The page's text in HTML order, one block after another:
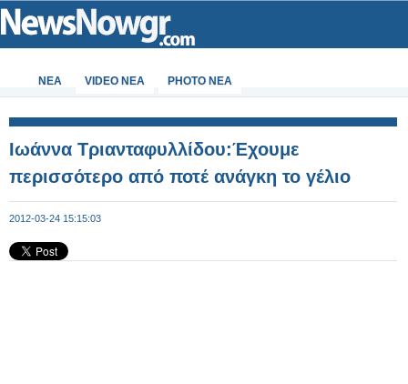
ΝΕΑ VIDEO NEA PHOTO NEA
Ιωάννα Τριανταφυλλίδου:Έχουμε
περισσότερο από ποτέ ανάγκη το γέλιο
2012-03-24 15:15:03